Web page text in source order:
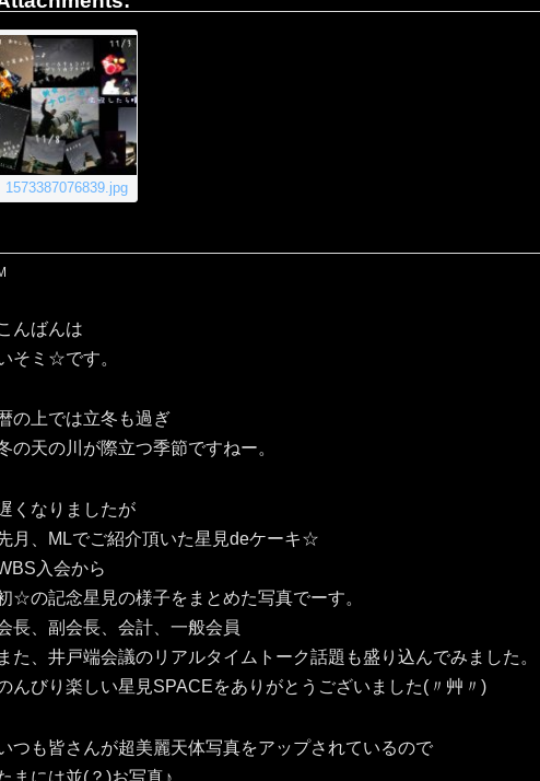
1573387076839.jpg
んばんは
そミ☆です。
の上では立冬も過ぎ
の天の川が際立つ季節ですねー。
くなりましたが
月、MLでご紹介頂いた星見deケーキ☆
入会から
☆の記念星見の様子をまとめた写真でーす。
長、副会長、会計、一般会員
また、井戸端会議のリアルタイムトーク話題も盛り込んでみました。
んびり楽しい星見SPACEをありがとうございました(〃艸〃)
つも皆さんが超美麗天体写真をアップされているので
まには並(？)お写真♪